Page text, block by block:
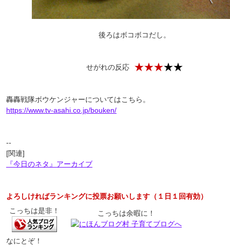
後ろはボコボコだし。
せがれの反応
轟轟戦隊ボウケンジャーについてはこちら。
https://www.tv-asahi.co.jp/bouken/
--
[関連]
『今日のネタ』アーカイブ
よろしければランキングに投票お願いします（１日１回有効）
こっちは是非！
こっちは余暇に！
なにとぞ！